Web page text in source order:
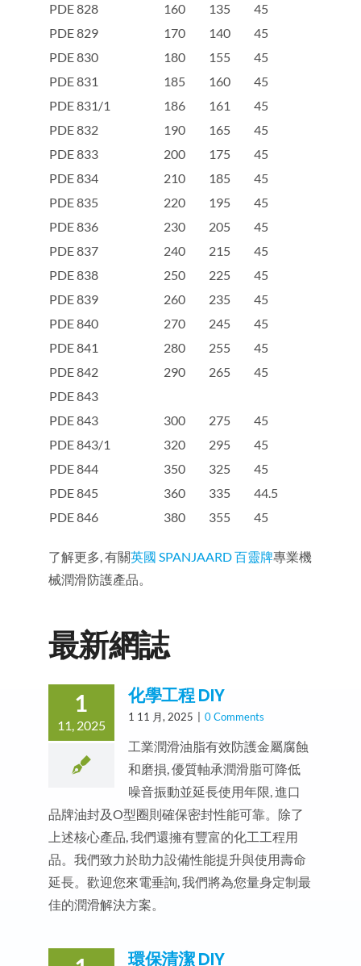
PDE 828
160 135
45
PDE 829
170 140
45
PDE 830
180 155
45
PDE 831
185 160
45
PDE 831/1
186 161
45
PDE 832
190 165
45
PDE 833
200 175
45
PDE 834
210 185
45
PDE 835
220 195
45
PDE 836
230 205
45
PDE 837
240 215
45
PDE 838
250 225
45
PDE 839
260 235
45
PDE 840
270 245
45
PDE 841
280 255
45
PDE 842
290 265
45
PDE 843
PDE 843
300 275
45
PDE 843/1
320 295
45
PDE 844
350 325
45
PDE 845
360 335
44.5
PDE 846
380 355 45
了解更多, 有關英國 SPANJAARD 百靈牌專業機
械潤滑防護產品。
最新網誌
1
11, 2025
化學工程 DIY
1 11 月, 2025 0 Comments
工業潤滑油脂有效防護金屬腐蝕
和磨損, 優質軸承潤滑脂可降低
噪音振動並延長使用年限, 進口
品牌油封及O型圈則確保密封性能可靠。除了
上述核心產品, 我們還擁有豐富的化工工程用
品。我們致力於助力設備性能提升與使用壽命
延長。歡迎您來電垂詢, 我們將為您量身定制最
佳的潤滑解決方案。
環保清潔 DIY